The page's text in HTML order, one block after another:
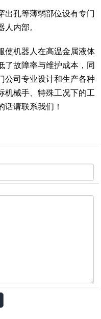
出孔等薄弱部位设有专门
内部。
使机器人在高温金属液体
了故障率与维护成本，同
公司专业设计和生产各种
机械手、特殊工况下的工
话请联系我们！